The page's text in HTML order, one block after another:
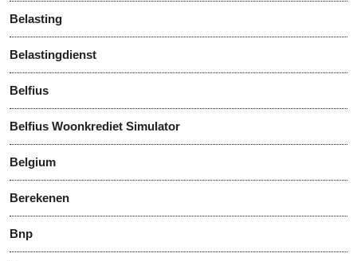
Belasting
Belastingdienst
Belfius
Belfius Woonkrediet Simulator
Belgium
Berekenen
Bnp